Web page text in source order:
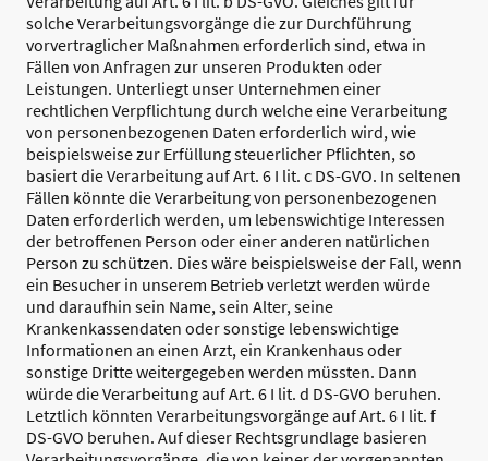
solche Verarbeitungsvorgänge die zur Durchführung
vorvertraglicher Maßnahmen erforderlich sind, etwa in
Fällen von Anfragen zur unseren Produkten oder
Leistungen. Unterliegt unser Unternehmen einer
rechtlichen Verpflichtung durch welche eine Verarbeitung
von personenbezogenen Daten erforderlich wird, wie
beispielsweise zur Erfüllung steuerlicher Pflichten, so
basiert die Verarbeitung auf Art. 6 I lit. c DS-GVO. In seltenen
Fällen könnte die Verarbeitung von personenbezogenen
Daten erforderlich werden, um lebenswichtige Interessen
der betroffenen Person oder einer anderen natürlichen
Person zu schützen. Dies wäre beispielsweise der Fall, wenn
ein Besucher in unserem Betrieb verletzt werden würde
und daraufhin sein Name, sein Alter, seine
Krankenkassendaten oder sonstige lebenswichtige
Informationen an einen Arzt, ein Krankenhaus oder
sonstige Dritte weitergegeben werden müssten. Dann
würde die Verarbeitung auf Art. 6 I lit. d DS-GVO beruhen.
Letztlich könnten Verarbeitungsvorgänge auf Art. 6 I lit. f
DS-GVO beruhen. Auf dieser Rechtsgrundlage basieren